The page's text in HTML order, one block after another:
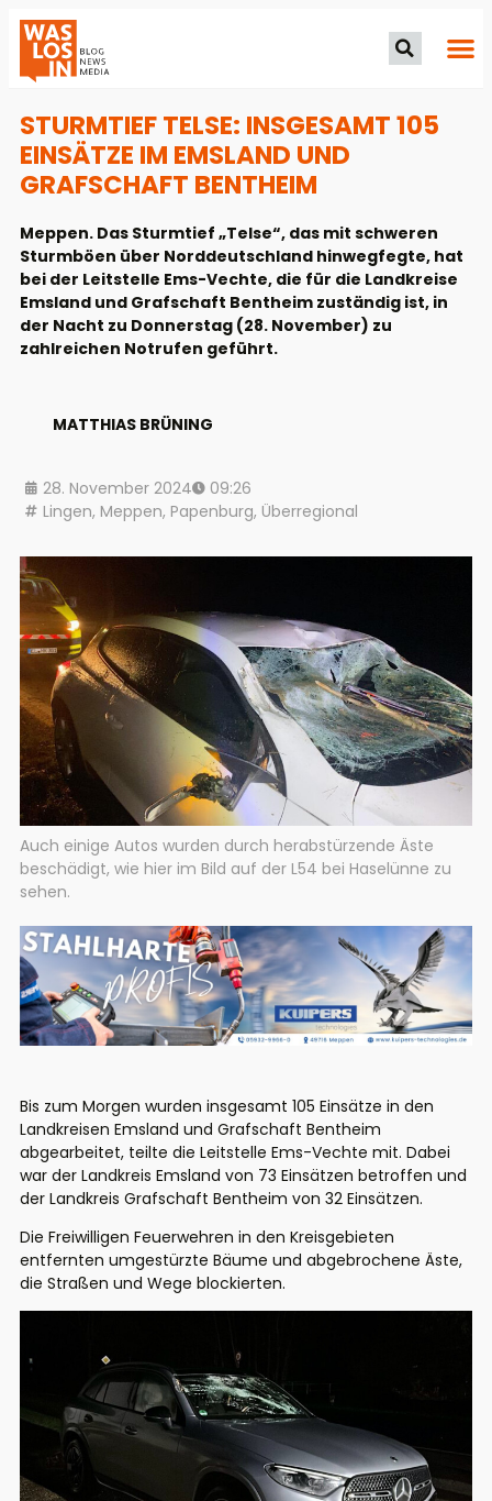
STURMTIEF TELSE: INSGESAMT 105
EINSÄTZE IM EMSLAND UND
GRAFSCHAFT BENTHEIM
Meppen. Das Sturmtief „Telse“, das mit schweren
Sturmböen über Norddeutschland hinwegfegte, hat
bei der Leitstelle Ems-Vechte, die für die Landkreise
Emsland und Grafschaft Bentheim zuständig ist, in
der Nacht zu Donnerstag (28. November) zu
zahlreichen Notrufen geführt.
MATTHIAS BRÜNING
28. November 2024
09:26
Lingen, Meppen, Papenburg, Überregional
Auch einige Autos wurden durch herabstürzende Äste
beschädigt, wie hier im Bild auf der L54 bei Haselünne zu
sehen.
Bis zum Morgen wurden insgesamt 105 Einsätze in den
Landkreisen Emsland und Grafschaft Bentheim
abgearbeitet, teilte die Leitstelle Ems-Vechte mit. Dabei
war der Landkreis Emsland von 73 Einsätzen betroffen und
der Landkreis Grafschaft Bentheim von 32 Einsätzen.
Die Freiwilligen Feuerwehren in den Kreisgebieten
entfernten umgestürzte Bäume und abgebrochene Äste,
die Straßen und Wege blockierten.